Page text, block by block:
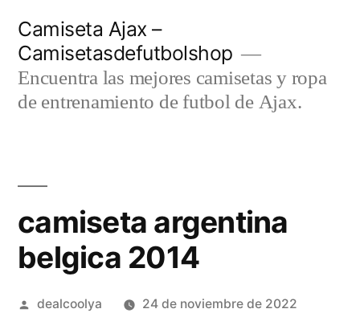
contenido
Camiseta Ajax –
Camisetasdefutbolshop
Encuentra las mejores camisetas y ropa
de entrenamiento de futbol de Ajax.
camiseta argentina
belgica 2014
Publicado
dealcoolya 24 de noviembre de 2022